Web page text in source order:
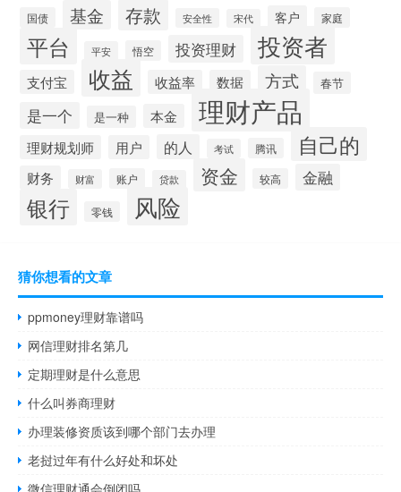
国债 基金 存款 安全性 宋代 客户 家庭
平台 平安 悟空 投资理财 投资者
支付宝 收益 收益率 数据 方式 春节
是一个 是一种 本金 理财产品
理财规划师 用户 的人 考试 腾讯 自己的
财务 财富 账户 贷款 资金 较高 金融
银行 零钱 风险
猜你想看的文章
ppmoney理财靠谱吗
网信理财排名第几
定期理财是什么意思
什么叫券商理财
办理装修资质该到哪个部门去办理
老挝过年有什么好处和坏处
微信理财通会倒闭吗